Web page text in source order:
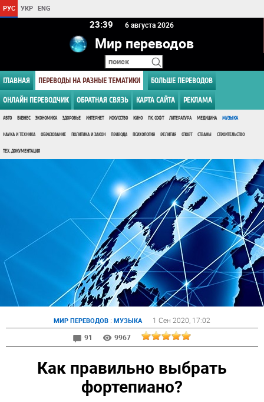
РУС УКР ENG
23 39 6 августа 2026
Мир переводов
ГЛАВНАЯ ПЕРЕВОДЫ НА РАЗНЫЕ ТЕМАТИКИ БОЛЬШЕ ПЕРЕВОДОВ
ОНЛАЙН ПЕРЕВОДЧИК ОБРАТНАЯ СВЯЗЬ КАРТА САЙТА РЕКЛАМА
АВТО БИЗНЕС ЭКОНОМИКА ЗДОРОВЬЕ ИНТЕРНЕТ ИСКУССТВО КИНО ПК, СОФТ ЛИТЕРАТУРА МЕДИЦИНА МУЗЫКА
НАУКА И ТЕХНИКА ОБРАЗОВАНИЕ ПОЛИТИКА И ЗАКОН ПРИРОДА ПСИХОЛОГИЯ РЕЛИГИЯ СПОРТ СТРАНЫ СТРОИТЕЛЬСТВО
ТЕХ. ДОКУМЕНТАЦИЯ
МИР ПЕРЕВОДОВ : МУЗЫКА 1 Сен 2020 , 17:02
91
9967
Как правильно выбрать
фортепиано?